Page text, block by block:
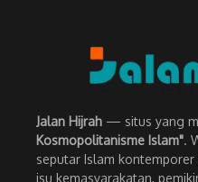
Jalan Hijrah — situs yang
Kosmopolitanisme Islam".
seputar Islam
isu kemasyarakatan,